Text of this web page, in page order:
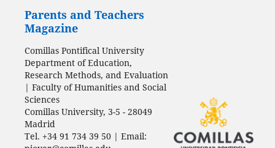
Parents and Teachers
Magazine
Comillas Pontifical University
Department of Education,
Research Methods, and Evaluation
| Faculty of Humanities and Social
Sciences
Comillas University, 3-5 - 28049
Madrid
Tel. +34 91 734 39 50 | Email: